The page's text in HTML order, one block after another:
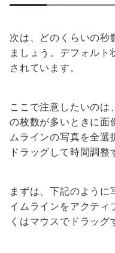
次は、どのくらいの秒
ましょう。デフォル
されています。
ここで注意したいのは
の枚数が多いときに面
ムラインの写真を全選
ドラッグして時間調整
まずは、下記のように
イムラインをアクテ
くはマウスでドラッグ